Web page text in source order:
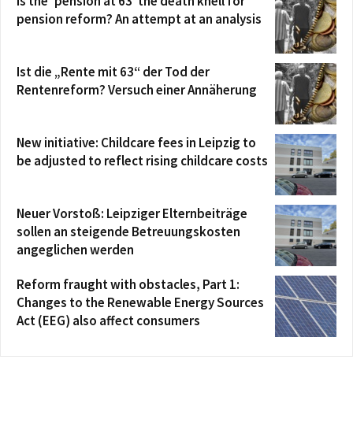
pension reform? An attempt at an analysis
Ist die „Rente mit 63“ der Tod der
Rentenreform? Versuch einer Annäherung
New initiative: Childcare fees in Leipzig to
be adjusted to reflect rising childcare costs
Neuer Vorstoß: Leipziger Elternbeiträge
sollen an steigende Betreuungskosten
angeglichen werden
Reform fraught with obstacles, Part 1:
Changes to the Renewable Energy Sources
Act (EEG) also affect consumers